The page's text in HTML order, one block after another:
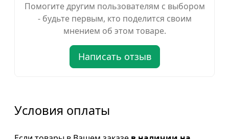
Помогите другим пользователям с выбором
- будьте первым, кто поделится своим
мнением об этом товаре.
Написать отзыв
Условия оплаты